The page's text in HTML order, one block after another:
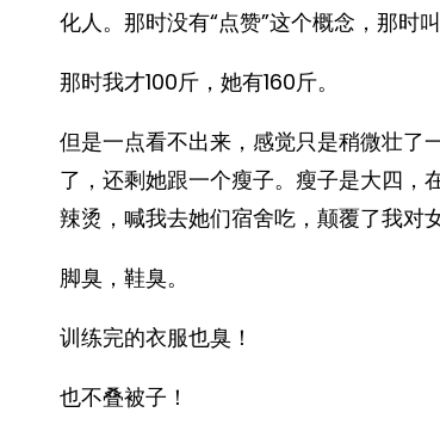
化人。那时没有“点赞”这个概念，那时
那时我才100斤，她有160斤。
但是一点看不出来，感觉只是稍微壮了
了，还剩她跟一个瘦子。瘦子是大四，
辣烫，喊我去她们宿舍吃，颠覆了我对
脚臭，鞋臭。
训练完的衣服也臭！
也不叠被子！